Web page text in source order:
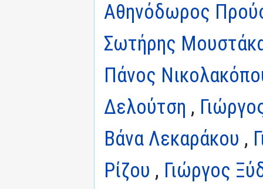
Αθηνόδωρος
Σωτήρης
Πάνος
Δελούτση ,
Βάνα Λεκαράκου ,
Ρίζου , Γιώργος